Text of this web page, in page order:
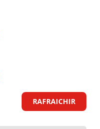
RAFRAICHIR